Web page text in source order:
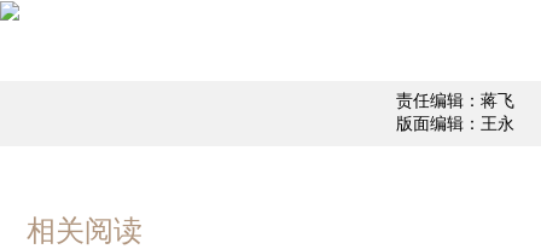
责任编辑：蒋飞
版面编辑：王永
相关阅读